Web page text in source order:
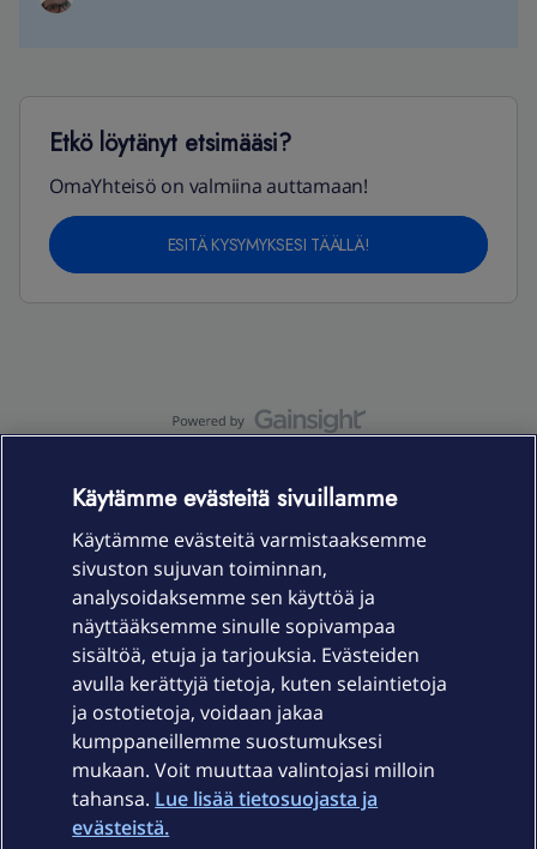
Etkö löytänyt etsimääsi?
OmaYhteisö on valmiina auttamaan!
ESITÄ KYSYMYKSESI TÄÄLLÄ!
Laitteet & liittymät
Palvelut
Ajankohtaista
Käytämme evästeitä sivuillamme
Käytämme evästeitä varmistaaksemme
sivuston sujuvan toiminnan,
analysoidaksemme sen käyttöä ja
näyttääksemme sinulle sopivampaa
sisältöä, etuja ja tarjouksia. Evästeiden
avulla kerättyjä tietoja, kuten selaintietoja
ja ostotietoja, voidaan jakaa
kumppaneillemme suostumuksesi
mukaan. Voit muuttaa valintojasi milloin
tahansa. Lue lisää tietosuojasta ja
evästeistä.